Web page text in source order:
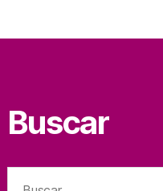
Buscar